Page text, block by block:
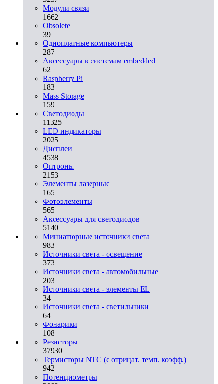
Модули связи
1662
Obsolete
39
Одноплатные компьютеры
287
Аксессуары к системам embedded
62
Raspberry Pi
183
Mass Storage
159
Светодиоды
11325
LED индикаторы
2025
Дисплеи
4538
Оптроны
2153
Элементы лазерные
165
Фотоэлементы
565
Аксессуары для светодиодов
5140
Миниатюрные источники света
983
Источники света - освещение
373
Источники света - автомобильные
203
Источники света - элементы EL
34
Источники света - светильники
64
Фонарики
108
Резисторы
37930
Термисторы NTC (с отрицат. темп. коэфф.)
942
Потенциометры